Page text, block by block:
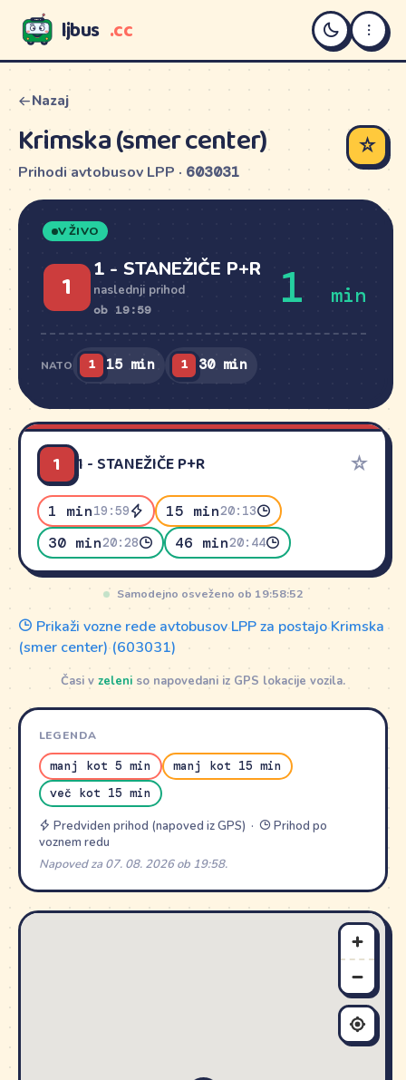
LJBUS ljbus .cc
Nazaj
Krimska (smer center)
Prihodi avtobusov LPP · 603031
☆
V ŽIVO
1 1 - STANEŽIČE P+R
naslednji prihod
ob 19:59 1 min
NATO 1 15 min 1 30 min
1 1 - STANEŽIČE P+R ☆
1 min19:59 15 min20:13
30 min20:28 46 min20:44
Samodejno osveženo ob 19:58:52
Prikaži vozne rede avtobusov LPP za postajo Krimska
(smer center) (603031)
Časi v zeleni so napovedani iz GPS lokacije vozila.
LEGENDA
manj kot 5 min
manj kot 15 min
več kot 15 min
Predviden prihod (napoved iz GPS) ·
Prihod po
voznem redu
Napoved za 07. 08. 2026 ob 19:58.